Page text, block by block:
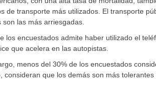
de transporte más utilizados. El transporte
son las más arriesgadas.
los encuestados admite haber utilizado el
que acelera en las autopistas.
menos del 30% de los encuestados
consideran que los demás son más